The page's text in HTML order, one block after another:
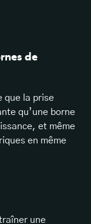
de
que la prise
qu’une borne
et même
en même
une